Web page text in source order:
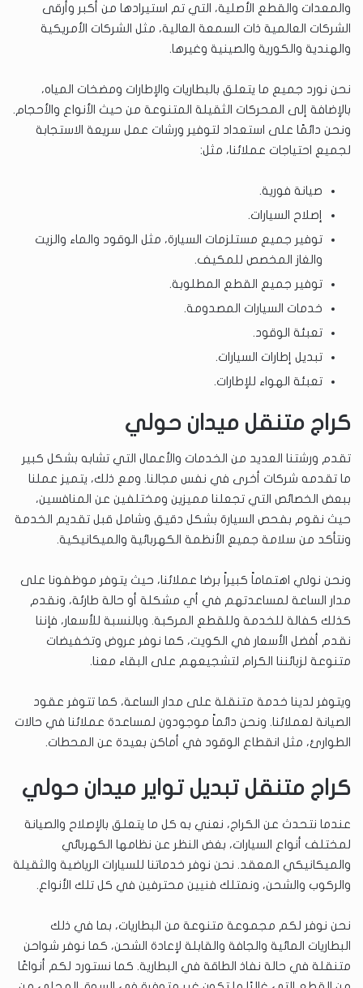
والمعدات والقطع الأصلية، التي تم استيرادها من أكبر وأرقى
الشركات العالمية ذات السمعة العالية، مثل الشركات الأمريكية
والهندية والكورية والصينية وغيرها.
نحن نورد جميع ما يتعلق بالبطاريات والإطارات ومضخات المياه،
بالإضافة إلى المحركات الثقيلة المتنوعة من حيث الأنواع والأحجام.
ونحن دائمًا على استعداد لتوفير ورشات عمل سريعة الاستجابة
لجميع احتياجات عملائنا، مثل:
صيانة فورية.
إصلاح السيارات.
توفير جميع مستلزمات السيارة، مثل الوقود والماء والزيت
والغاز المخصص للمكيف.
توفير جميع القطع المطلوبة.
خدمات السيارات المصدومة.
تعبئة الوقود.
تبديل إطارات السيارات.
تعبئة الهواء للإطارات.
كراج متنقل ميدان حولي
تقدم ورشتنا العديد من الخدمات والأعمال التي تشابه بشكل كبير
ما تقدمه شركات أخرى في نفس مجالنا. ومع ذلك، يتميز عملنا
ببعض الخصائص التي تجعلنا مميزين ومختلفين عن المنافسين،
حيث نقوم بفحص السيارة بشكل دقيق وشامل قبل تقديم الخدمة
ونتأكد من سلامة جميع الأنظمة الكهربائية والميكانيكية.
ونحن نولي اهتماماً كبيراً برضا عملائنا، حيث يتوفر موظفونا على
مدار الساعة لمساعدتهم في أي مشكلة أو حالة طارئة، ونقدم
كذلك كفالة للخدمة وللقطع المركبة. وبالنسبة للأسعار، فإننا
نقدم أفضل الأسعار في الكويت، كما نوفر عروض وتخفيضات
متنوعة لزبائننا الكرام لتشجيعهم على البقاء معنا.
ويتوفر لدينا خدمة متنقلة على مدار الساعة، كما تتوفر عقود
الصيانة لعملائنا. ونحن دائماً موجودون لمساعدة عملائنا في حالات
الطوارئ، مثل انقطاع الوقود في أماكن بعيدة عن المحطات.
كراج متنقل تبديل تواير ميدان حولي
عندما نتحدث عن الكراج، نعني به كل ما يتعلق بالإصلاح والصيانة
لمختلف أنواع السيارات، بغض النظر عن نظامها الكهربائي
والميكانيكي المعقد. نحن نوفر خدماتنا للسيارات الرياضية والثقيلة
والركوب والشحن، ونمتلك فنيين محترفين في كل تلك الأنواع.
نحن نوفر لكم مجموعة متنوعة من البطاريات، بما في ذلك
البطاريات المائية والجافة والقابلة لإعادة الشحن، كما نوفر شواحن
متنقلة في حالة نفاذ الطاقة في البطارية. كما نستورد لكم أنواعًا